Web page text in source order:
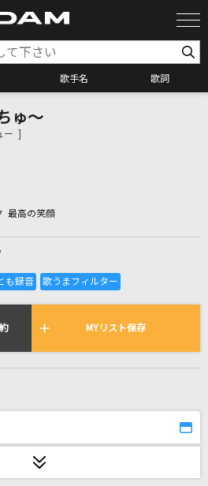
歌手名 歌詞
ラオケ検索
全国りれき
で歌われている曲の一覧
ゅ～
ー ]
最高の笑顔
MYリスト保存